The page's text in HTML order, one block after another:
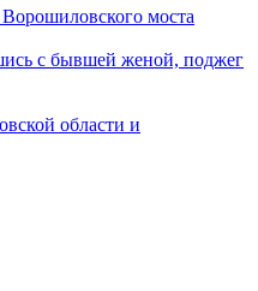
моста
с бывшей женой, поджег
области и